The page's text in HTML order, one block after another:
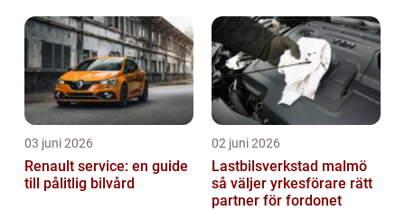
03 juni 2026
Renault service: en guide
till pålitlig bilvård
02 juni 2026
Lastbilsverkstad malmö
så väljer yrkesförare rätt
partner för fordonet